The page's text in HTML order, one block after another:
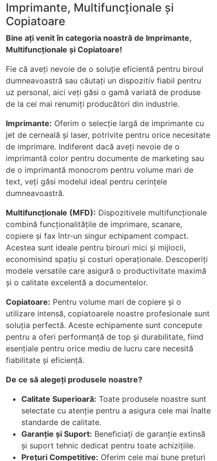
Imprimante, Multifuncționale și
Copiatoare
Bine ați venit în categoria noastră de Imprimante,
Multifuncționale și Copiatoare!
Fie că aveți nevoie de o soluție eficientă pentru biroul
dumneavoastră sau căutați un dispozitiv fiabil pentru
uz personal, aici veți găsi o gamă variată de produse
de la cei mai renumiți producători din industrie.
Imprimante: Oferim o selecție largă de imprimante cu
jet de cerneală și laser, potrivite pentru orice necesitate
de imprimare. Indiferent dacă aveți nevoie de o
imprimantă color pentru documente de marketing sau
de o imprimantă monocrom pentru volume mari de
text, veți găsi modelul ideal pentru cerințele
dumneavoastră.
Multifuncționale (MFD): Dispozitivele multifuncționale
combină funcționalitățile de imprimare, scanare,
copiere și fax într-un singur echipament compact.
Acestea sunt ideale pentru birouri mici și mijlocii,
economisind spațiu și costuri operaționale. Descoperiți
modele versatile care asigură o productivitate maximă
și o calitate excelentă a documentelor.
Copiatoare: Pentru volume mari de copiere și o
utilizare intensă, copiatoarele noastre profesionale sunt
soluția perfectă. Aceste echipamente sunt concepute
pentru a oferi performanță de top și durabilitate, fiind
esențiale pentru orice mediu de lucru care necesită
fiabilitate și eficiență.
De ce să alegeți produsele noastre?
Calitate Superioară: Toate produsele noastre sunt
selectate cu atenție pentru a asigura cele mai înalte
standarde de calitate.
Garanție și Suport: Beneficiați de garanție extinsă
și suport tehnic dedicat pentru toate achizițiile.
Prețuri Competitive: Oferim cele mai bune prețuri